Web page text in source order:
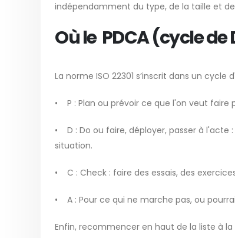
indépendamment du type, de la taille et
Où le PDCA (cycle
La norme ISO 22301 s’inscrit dans un
• P : Plan ou prévoir ce que l'on veut faire
• D : Do ou faire, déployer, passer à
situation.
• C : Check : faire des essais, des
• A : Pour ce qui ne marche pas, ou
Enfin, recommencer en haut de la liste à la